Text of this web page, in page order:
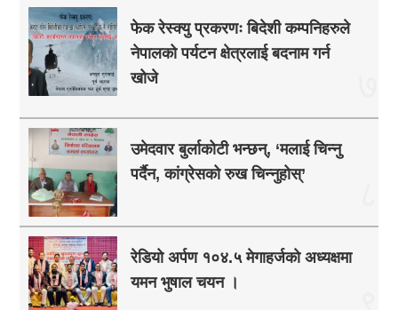
फेक रेस्क्यु प्रकरणः बिदेशी कम्पनिहरुले
नेपालको पर्यटन क्षेत्रलाई बदनाम गर्न
खोजे
उमेदवार बुर्लाकोटी भन्छन्, ‘मलाई चिन्नु
पर्दैन, कांग्रेसको रुख चिन्नुहोस्’
रेडियो अर्पण १०४.५ मेगाहर्जको अध्यक्षमा
यमन भुषाल चयन ।